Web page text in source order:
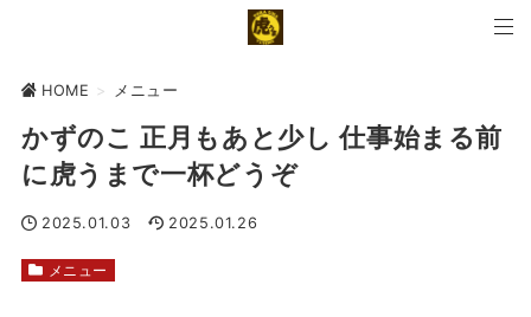
HOME > メニュー
かずのこ 正月もあと少し 仕事始まる前
に虎うまで一杯どうぞ
2025.01.03 2025.01.26
メニュー